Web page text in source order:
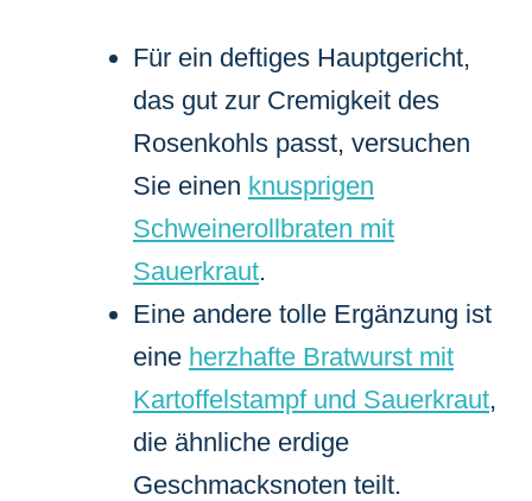
Für ein deftiges Hauptgericht,
das gut zur Cremigkeit des
Rosenkohls passt, versuchen
Sie einen knusprigen
Schweinerollbraten mit
Sauerkraut.
Eine andere tolle Ergänzung ist
eine herzhafte Bratwurst mit
Kartoffelstampf und Sauerkraut,
die ähnliche erdige
Geschmacksnoten teilt.